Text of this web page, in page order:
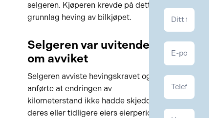
selgeren. Kjøperen krevde på dette
grunnlag heving av bilkjøpet.
Selgeren var uvitende
om avviket
Selgeren avviste hevingskravet og
anførte at endringen av
kilometerstand ikke hadde skjedd i
deres eller tidligere eiers eierperiode
Kontakt